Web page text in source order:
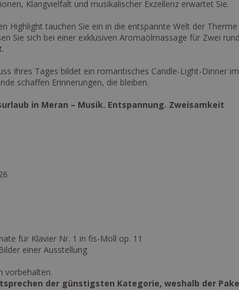
Klangvielfalt und musikalischer Exzellenz erwartet Sie.
Highlight tauchen Sie ein in die entspannte Welt der
Sie sich bei einer exklusiven Aromaölmassage für Zwei
Ihres Tages bildet ein romantisches Candle-Light-Dinner
schaffen Erinnerungen, die bleiben.
in Meran – Musik. Entspannung. Zweisamkeit
für Klavier Nr. 1 in fis-Moll op. 11
einer Ausstellung
vorbehalten.
der günstigsten Kategorie, weshalb der